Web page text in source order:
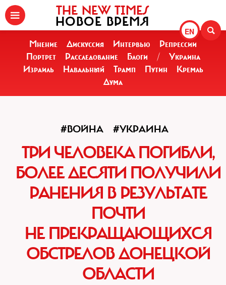
EN
THE NEW TIMES
НОВОЕ ВРЕМЯ
Мнение Дискуссия Интервью
Репрессии
Портрет
Расследование Блоги /
Украина
Израиль
Навальный Трамп Путин
Кремль
Дума
#ВОЙНА #УКРАИНА
ТРИ ЧЕЛОВЕКА ПОГИБЛИ,
БОЛЕЕ ДЕСЯТИ ПОЛУЧИЛИ
РАНЕНИЯ В РЕЗУЛЬТАТЕ
ПОЧТИ
НЕ ПРЕКРАЩАЮЩИХСЯ
ОБСТРЕЛОВ ДОНЕЦКОЙ
ОБЛАСТИ